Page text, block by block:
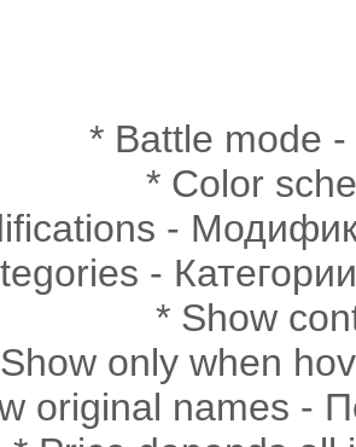
* Battle mode
* Color
-
-
* Show
only when
original names -